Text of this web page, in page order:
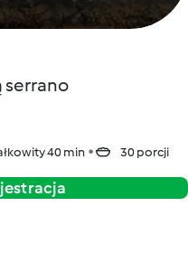
serrano
40 min 30 porcji